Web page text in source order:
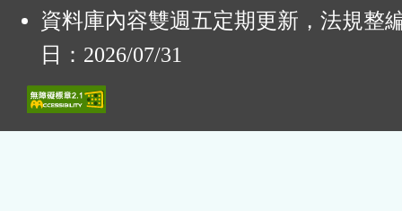
資料庫內容雙週五定期更新，法規整
日：2026/07/31